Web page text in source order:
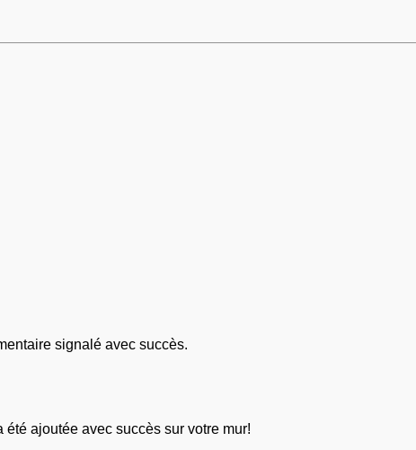
signalé avec succès.
été ajoutée avec succès sur votre mur!